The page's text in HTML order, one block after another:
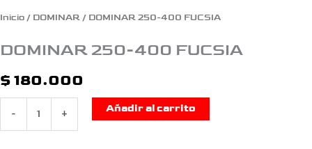
Inicio / DOMINAR / DOMINAR 250-400 FUCSIA
DOMINAR 250-400 FUCSIA
$ 180.000
- +
Añadir al carrito